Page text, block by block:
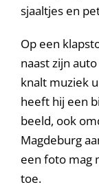
sjaaltjes en
Op een
naast zijn
knalt muziek
heeft hij een
beeld, ook
Magdeburg
een foto mag
toe.